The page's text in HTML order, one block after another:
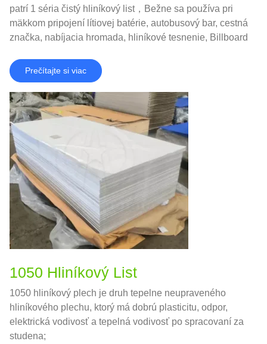
patrí 1 séria čistý hliníkový list，Bežne sa používa pri
mäkkom pripojení lítiovej batérie, autobusový bar, cestná
značka, nabíjacia hromada, hliníkové tesnenie, Billboard
Prečítajte si viac
1050 Hliníkový List
1050 hliníkový plech je druh tepelne neupraveného
hliníkového plechu, ktorý má dobrú plasticitu, odpor,
elektrická vodivosť a tepelná vodivosť po spracovaní za
studena;